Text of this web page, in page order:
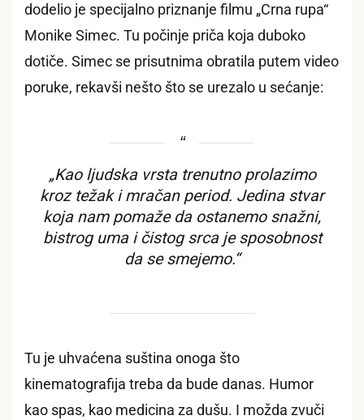
dodelio je specijalno priznanje filmu „Crna rupa“
Monike Simec. Tu počinje priča koja duboko
dotiče. Simec se prisutnima obratila putem video
poruke, rekavši nešto što se urezalo u sećanje:
„Kao ljudska vrsta trenutno prolazimo
kroz težak i mračan period. Jedina stvar
koja nam pomaže da ostanemo snažni,
bistrog uma i čistog srca je sposobnost
da se smejemo.“
Tu je uhvaćena suština onoga što
kinematografija treba da bude danas. Humor
kao spas, kao medicina za dušu. I možda zvuči